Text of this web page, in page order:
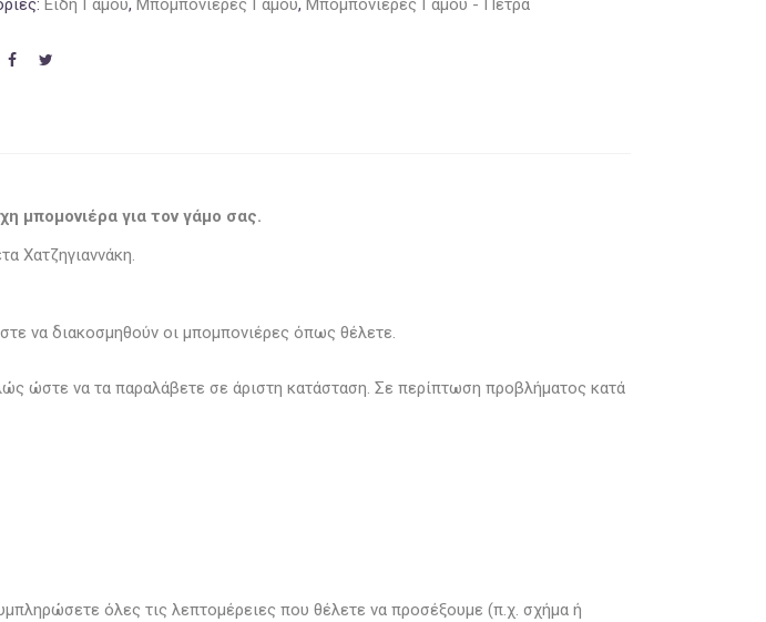
Είδη Γάμου, Μπομπονιέρες Γάμου, Μπομπονιέρες Γάμου - Πέτρα
μπομονιέρα για τον γάμο σας.
Χατζηγιαννάκη.
να διακοσμηθούν οι μπομπονιέρες όπως θέλετε.
ώστε να τα παραλάβετε σε άριστη κατάσταση. Σε περίπτωση προβλήματος κατά
όλες τις λεπτομέρειες που θέλετε να προσέξουμε (π.χ. σχήμα ή